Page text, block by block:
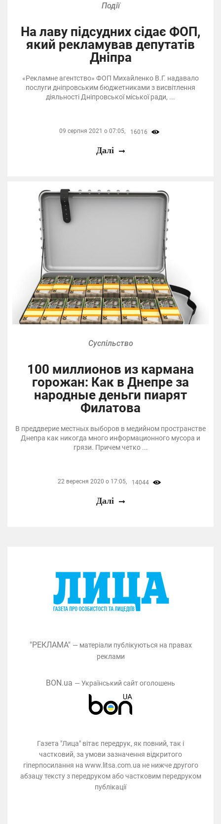
Події
На лаву підсудних сідає ФОП,
який рекламував депутатів
Дніпра
«Рекламне агентство» ФОП Михайленко В.Г. надавало
послуги дніпровським бюджетниками з висвітлення
діяльності Дніпровської міської ради, ...
09 серпня 2021 о 07:05, 16016
Далі
Суспільство
100 миллионов из кармана
горожан: Как в Днепре за
народные деньги пиарят
Филатова
В преддверие местных выборов в медийном пространстве
Днепра как никогда много информационного мусора и
грязи. Причем четко ...
22 вересня 2020 о 17:05, 14044
Далі
"РЕКЛАМА" — матеріали публікуються на правах
реклами
BON.ua — Український сайт оголошень
Газета "Лица" вітає передрук, як повний, так і
частковий, за умови зазначення відкритого
гіперпосилання на www.litsa.com.ua не нижче другого
абзацу тексту з передруком або частковим передруком
публікації